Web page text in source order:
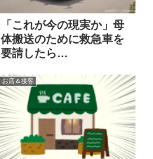
「これが今の現実か」母
体搬送のために救急車を
要請したら…
お店＆接客